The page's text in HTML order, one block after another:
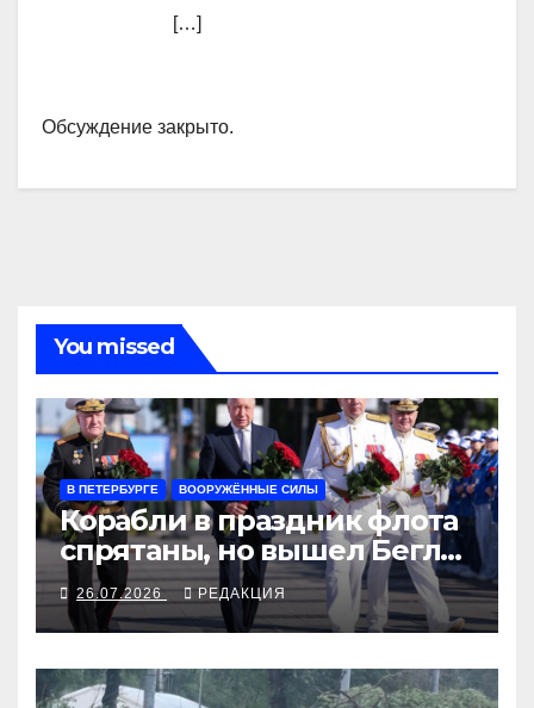
[…]
Обсуждение закрыто.
You missed
В ПЕТЕРБУРГЕ ВООРУЖЁННЫЕ СИЛЫ
Корабли в праздник флота
спрятаны, но вышел Беглов
с цветами
26.07.2026 РЕДАКЦИЯ